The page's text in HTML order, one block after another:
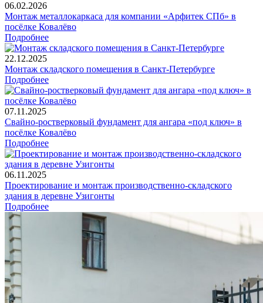
06.02.2026
Монтаж металлокаркаса для компании «Арфитек СПб» в
посёлке Ковалёво
Подробнее
22.12.2025
Монтаж складского помещения в Санкт-Петербурге
Подробнее
07.11.2025
Свайно-ростверковый фундамент для ангара «под ключ» в
посёлке Ковалёво
Подробнее
06.11.2025
Проектирование и монтаж производственно-складского
здания в деревне Узигонты
Подробнее